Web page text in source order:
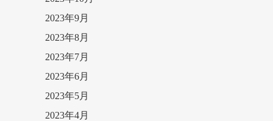
2023年9月
2023年8月
2023年7月
2023年6月
2023年5月
2023年4月